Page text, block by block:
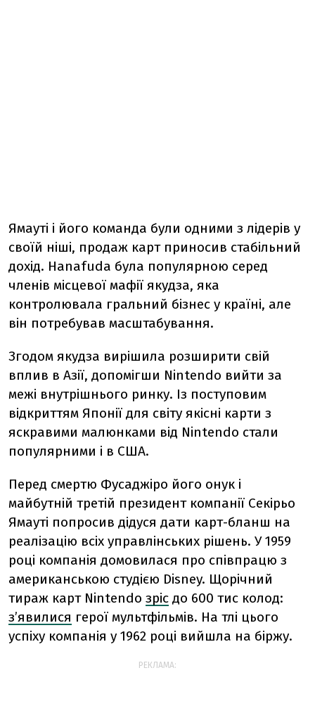
Ямауті і його команда були одними з лідерів у
своїй ніші, продаж карт приносив стабільний
дохід. Hanafuda була популярною серед
членів місцевої мафії якудза, яка
контролювала гральний бізнес у країні, але
він потребував масштабування.
Згодом якудза вирішила розширити свій
вплив в Азії, допомігши Nintendo вийти за
межі внутрішнього ринку. Із поступовим
відкриттям Японії для світу якісні карти з
яскравими малюнками від Nintendo стали
популярними і в США.
Перед смертю Фусаджіро його онук і
майбутній третій президент компанії Секірьо
Ямауті попросив дідуся дати карт-бланш на
реалізацію всіх управлінських рішень. У 1959
році компанія домовилася про співпрацю з
американською студією Disney. Щорічний
тираж карт Nintendo зріс до 600 тис колод:
з’явилися герої мультфільмів. На тлі цього
успіху компанія у 1962 році вийшла на біржу.
РЕКЛАМА: